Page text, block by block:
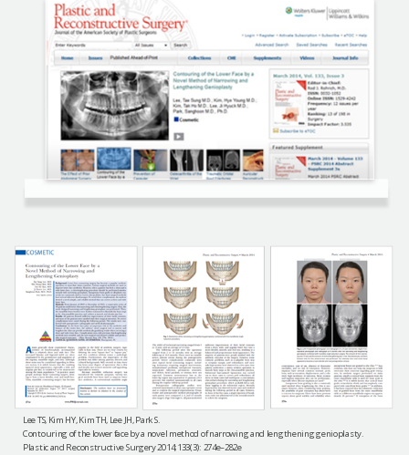
Lee TS, Kim HY, Kim TH, Lee JH, Park S.
Contouring of the lower face by a novel method of narrowing and lengthening genioplasty.
Plastic and Reconstructive Surgery 2014;133(3): 274e–282e